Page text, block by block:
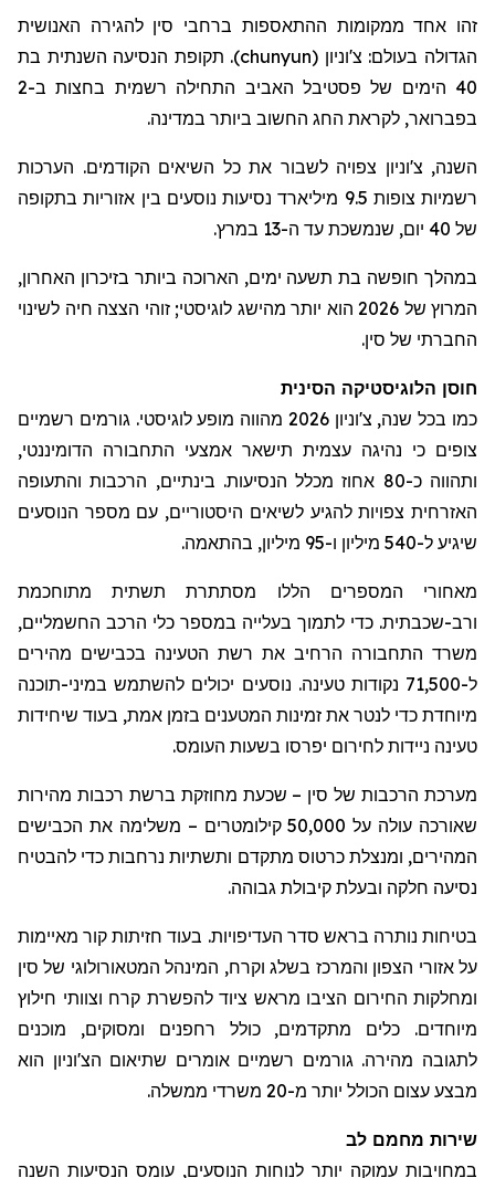
זהו אחד ממקומות ההתאספות ברחבי סין להגירה האנושית
הגדולה בעולם: צ'וניון (
chunyun
). תקופת הנסיעה השנתית בת
40 הימים של פסטיבל האביב
התחילה
רשמית בחצות ב-2
בפברואר, לקראת החג החשוב ביותר במדינה.
השנה, צ'וניון צפויה לשבור את כל השיאים הקודמים. הערכות
רשמיות צופות 9.5 מיליארד נסיעות נוסעים בין אזוריות בתקופה
של 40 יום, שנמשכת עד ה-13 במרץ.
במהלך חופשה בת תשעה ימים, הארוכה ביותר בזיכרון האחרון,
המרוץ של 2026 הוא יותר מהישג לוגיסטי;
זוהי הצצה חיה לשינוי
החברתי של סין.
חוסן הלוגיסטיקה הסינית
כמו בכל שנה, צ'וניון
2026 מהווה מופע לוגיסטי. גורמים רשמיים
צופים כי נהיגה עצמית תישאר אמצעי התחבורה הדומיננטי,
ותהווה כ-80 אחוז מכלל הנסיעות. בינתיים, הרכבות והתעופה
האזרחית צפויות להגיע לשיאים היסטוריים, עם מספר הנוסעים
שיגיע ל-540 מיליון ו-95 מיליון, בהתאמה.
מאחורי המספרים הללו מסתתרת תשתית מתוחכמת
ורב-שכבתית. כדי לתמוך בעלייה במספר כלי הרכב החשמליים,
משרד התחבורה הרחיב את רשת הטעינה בכבישים מהירים
ל-71,500 נקודות טעינה. נוסעים יכולים להשתמש במיני-תוכנה
מיוחדת כדי לנטר את זמינות המטענים בזמן אמת, בעוד שיחידות
טעינה ניידות לחירום יפרסו בשעות העומס.
מערכת הרכבות של סין – שכעת מחוזקת ברשת רכבות מהירות
שאורכה עולה על 50,000 קילומטרים – משלימה את הכבישים
המהירים, ומנצלת כרטוס מתקדם ותשתיות נרחבות כדי להבטיח
נסיעה חלקה ובעלת קיבולת גבוהה.
בטיחות נותרה בראש סדר העדיפויות. בעוד חזיתות קור מאיימות
על אזורי הצפון והמרכז בשלג וקרח, המינהלהמטאורולוגי של סין
ומחלקות החירום הציבו מראש ציוד להפשרת קרח וצוותי חילוץ
מיוחדים. כלים מתקדמים, כולל רחפנים ומסוקים, מוכנים
לתגובה מהירה. גורמים רשמיים אומרים שתיאום הצ'וניון הוא
מבצע עצום הכולל יותר מ-20 משרדי ממשלה.
שירות מחמם לב
במחויבות עמוקה יותר לנוחות הנוסעים, עומס הנסיעות השנה